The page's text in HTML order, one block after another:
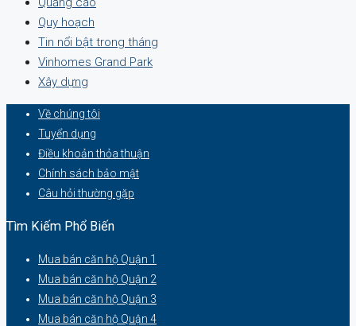
Quy hoạch
Tin nổi bật trong tháng
Vinhomes Grand Park
Xây dựng
Về chúng tôi
Tuyển dụng
Điều khoản thỏa thuận
Chính sách bảo mật
Câu hỏi thường gặp
Tìm Kiếm Phổ Biến
Mua bán căn hộ Quận 1
Mua bán căn hộ Quận 2
Mua bán căn hộ Quận 3
Mua bán căn hộ Quận 4